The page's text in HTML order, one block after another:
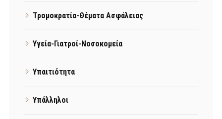
Τρομοκρατία-Θέματα Ασφάλειας
Υγεία-Γιατροί-Νοσοκομεία
Υπαιτιότητα
Υπάλληλοι